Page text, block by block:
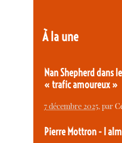
À la une
Nan Shepherd dans
« trafic amoureux »
7 décembre 2025, par
Pierre Mottron - I